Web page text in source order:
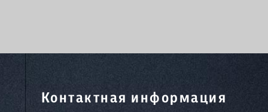
Контактная информация